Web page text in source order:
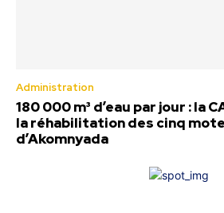
Administration
180 000 m³ d’eau par jour : la
la réhabilitation des cinq
d’Akomnyada